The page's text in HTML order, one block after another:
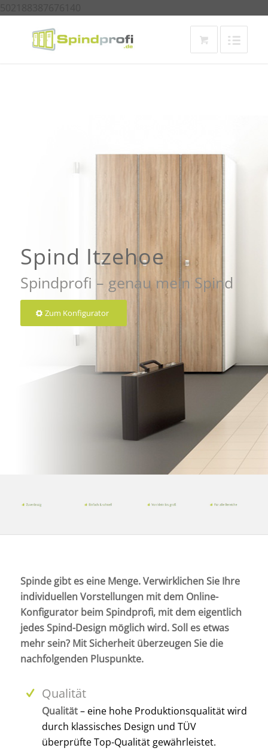
Spind Itzehoe
Spindprofi – genau mein Spind
Zum Konfigurator
Spinde gibt es eine Menge. Verwirklichen Sie Ihre
individuellen Vorstellungen mit dem Online-
Konfigurator beim Spindprofi, mit dem eigentlich
jedes Spind-Design möglich wird. Soll es etwas
mehr sein? Mit Sicherheit überzeugen Sie die
nachfolgenden Pluspunkte.
Qualität
Qualität– eine hohe Produktionsqualität wird
durch klassisches Design und TÜV
überprüfte Top-Qualität gewährleistet.